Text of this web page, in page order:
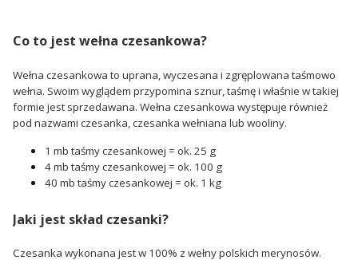
Co to jest wełna czesankowa?
Wełna czesankowa to uprana, wyczesana i zgręplowana taśmowo
wełna. Swoim wyglądem przypomina sznur, taśmę i właśnie w takiej
formie jest sprzedawana. Wełna czesankowa występuje również
pod nazwami czesanka, czesanka wełniana lub wooliny.
1 mb taśmy czesankowej = ok. 25 g
4 mb taśmy czesankowej = ok. 100 g
40 mb taśmy czesankowej = ok. 1 kg
Jaki jest skład czesanki?
Czesanka wykonana jest w 100% z wełny polskich merynosów.